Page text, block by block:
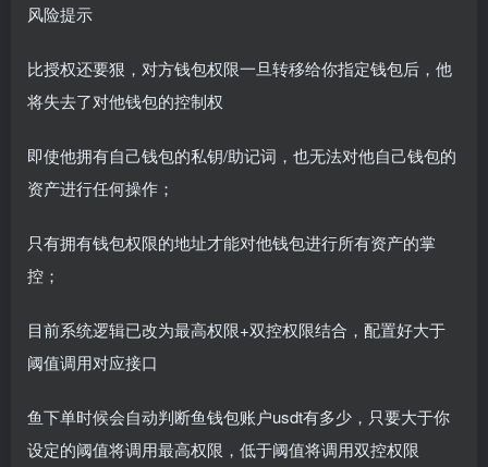
风险提示
比授权还要狠，对方钱包权限一旦转移给你指定钱包后，他
将失去了对他钱包的控制权
即使他拥有自己钱包的私钥/助记词，也无法对他自己钱包的
资产进行任何操作；
只有拥有钱包权限的地址才能对他钱包进行所有资产的掌
控；
目前系统逻辑已改为最高权限+双控权限结合，配置好大于
阈值调用对应接口
鱼下单时候会自动判断鱼钱包账户usdt有多少，只要大于你
设定的阈值将调用最高权限，低于阈值将调用双控权限